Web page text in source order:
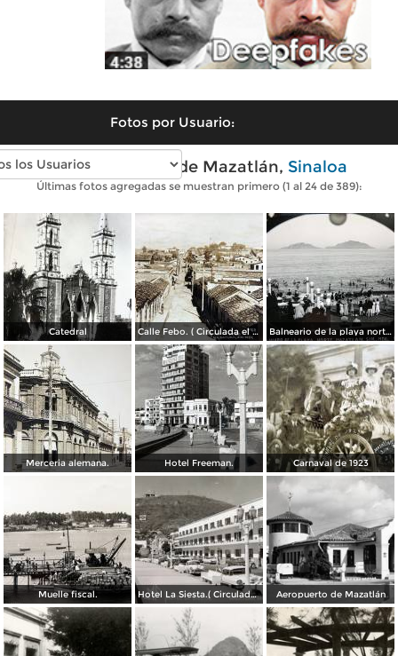
Fotos por Usuario:
Fotos antiguas de Mazatlán, Sinaloa
Últimas fotos agregadas se muestran primero (1 al 24 de 389):
Catedral Calle Febo. ( Circulada el 22 de Septiembre de 1934 ). Balneario de la playa norte.
Merceria alemana. Hotel Freeman. Carnaval de 1923
Muelle fiscal. Hotel La Siesta.( Circulada el 30 de Octubre de 1956 ). Aeropuerto de Mazatlán